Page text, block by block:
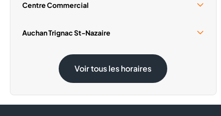
Centre Commercial
Samedi 15 Août
Auchan Trignac St-Nazaire
Samedi 15 Août
09:00 - 20:00
Dimanche 1 Novembre
Voir tous les horaires